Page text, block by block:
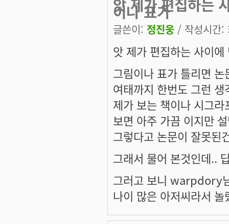
앗 제가 편집하는
이나 표가
글쓴이: 정진웅 / 작성시간
앗 제가 편집하는 사이
그림이나 표가 틀리면
여태까지 한번도 그런
제가 보는 책이나 시그
보면 아주 가끔 이지만
그렇다고 논문이 잘못된
그래서 물어 본것인데..
그러고 보니 warpdory
나이 많은 아저씨라서 놀